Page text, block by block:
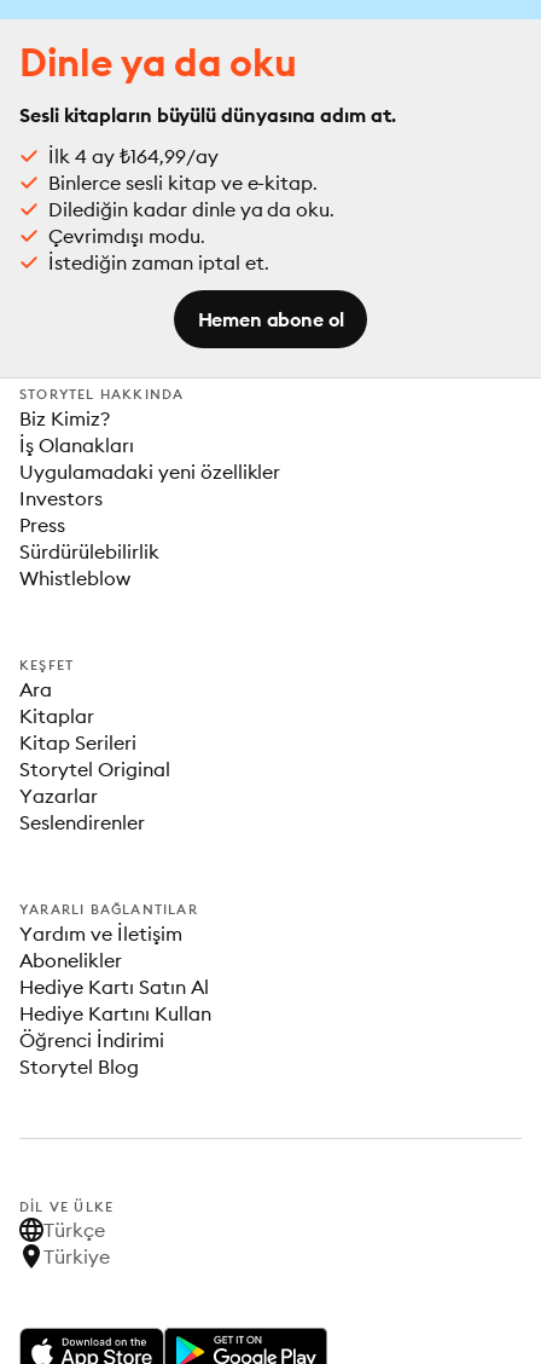
Dinle ya da oku
Sesli kitapların büyülü dünyasına adım at.
İlk 4 ay ₺164,99/ay
Binlerce sesli kitap ve e-kitap.
Dilediğin kadar dinle ya da oku.
Çevrimdışı modu.
İstediğin zaman iptal et.
Hemen abone ol
STORYTEL HAKKINDA
Biz Kimiz?
İş Olanakları
Uygulamadaki yeni özellikler
Investors
Press
Sürdürülebilirlik
Whistleblow
KEŞFET
Ara
Kitaplar
Kitap Serileri
Storytel Original
Yazarlar
Seslendirenler
YARARLI BAĞLANTILAR
Yardım ve İletişim
Abonelikler
Hediye Kartı Satın Al
Hediye Kartını Kullan
Öğrenci İndirimi
Storytel Blog
DIL VE ÜLKE
Türkçe
Türkiye